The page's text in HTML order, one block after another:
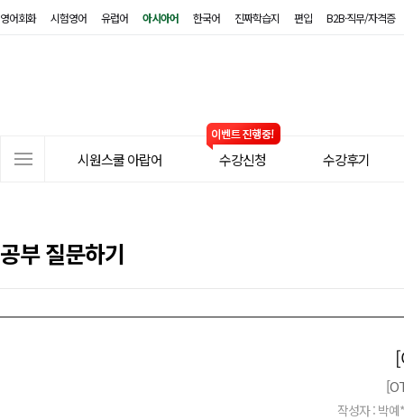
영어회화 시험영어 유럽어 아시아어 한국어 진짜학습지 편입 B2B·직무/자격증
시원스쿨 아랍어 수강신청 수강후기
공부 질문하기
작성자 : 박예